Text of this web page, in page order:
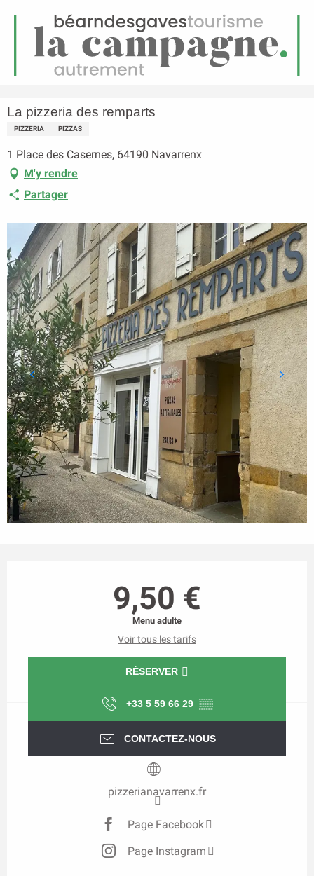
Menu
La pizzeria des remparts
La pizzeria des remparts
PIZZERIA PIZZAS
1 Place des Casernes, 64190 Navarrenx
M'y rendre
Partager
9,50 €
Menu adulte
Voir tous les tarifs
RÉSERVER
+33 5 59 66 29 ▒▒
CONTACTEZ-NOUS
pizzerianavarrenx.fr
Page Facebook
Page Instagram